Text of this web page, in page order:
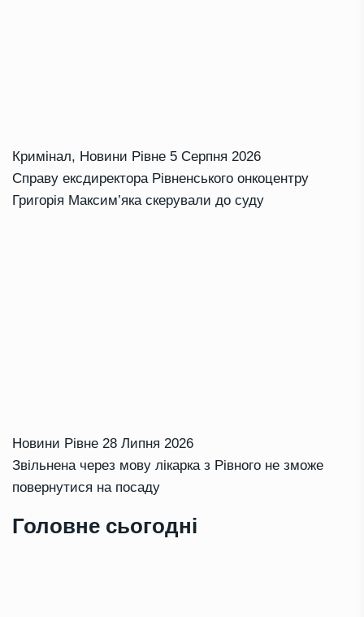
Кримінал, Новини Рівне 5 Серпня 2026
Справу ексдиректора Рівненського онкоцентру
Григорія Максим’яка скерували до суду
Новини Рівне 28 Липня 2026
Звільнена через мову лікарка з Рівного не зможе
повернутися на посаду
Головне сьогодні